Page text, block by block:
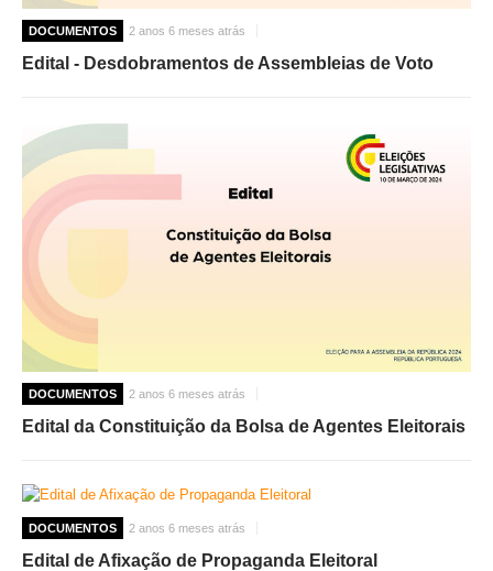
DOCUMENTOS 2 anos 6 meses atrás
Edital - Desdobramentos de Assembleias de Voto
DOCUMENTOS 2 anos 6 meses atrás
Edital da Constituição da Bolsa de Agentes Eleitorais
DOCUMENTOS 2 anos 6 meses atrás
Edital de Afixação de Propaganda Eleitoral